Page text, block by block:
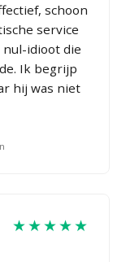
schoon
service
nul-idioot die
Ik begrijp
hij was niet
★★★★★